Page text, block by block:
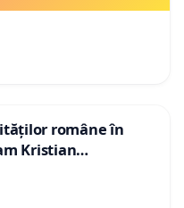
române în
Kristian
în Danemarca de